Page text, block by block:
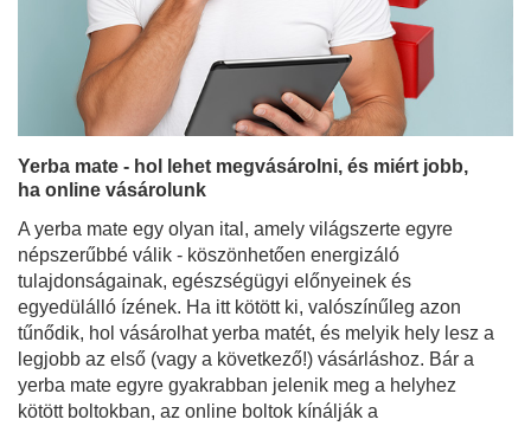
Yerba mate - hol lehet megvásárolni, és miért jobb,
ha online vásárolunk
A yerba mate egy olyan ital, amely világszerte egyre
népszerűbbé válik - köszönhetően energizáló
tulajdonságainak, egészségügyi előnyeinek és
egyedülálló ízének. Ha itt kötött ki, valószínűleg azon
tűnődik, hol vásárolhat yerba matét, és melyik hely lesz a
legjobb az első (vagy a következő!) vásárláshoz. Bár a
yerba mate egyre gyakrabban jelenik meg a helyhez
kötött boltokban, az online boltok kínálják a